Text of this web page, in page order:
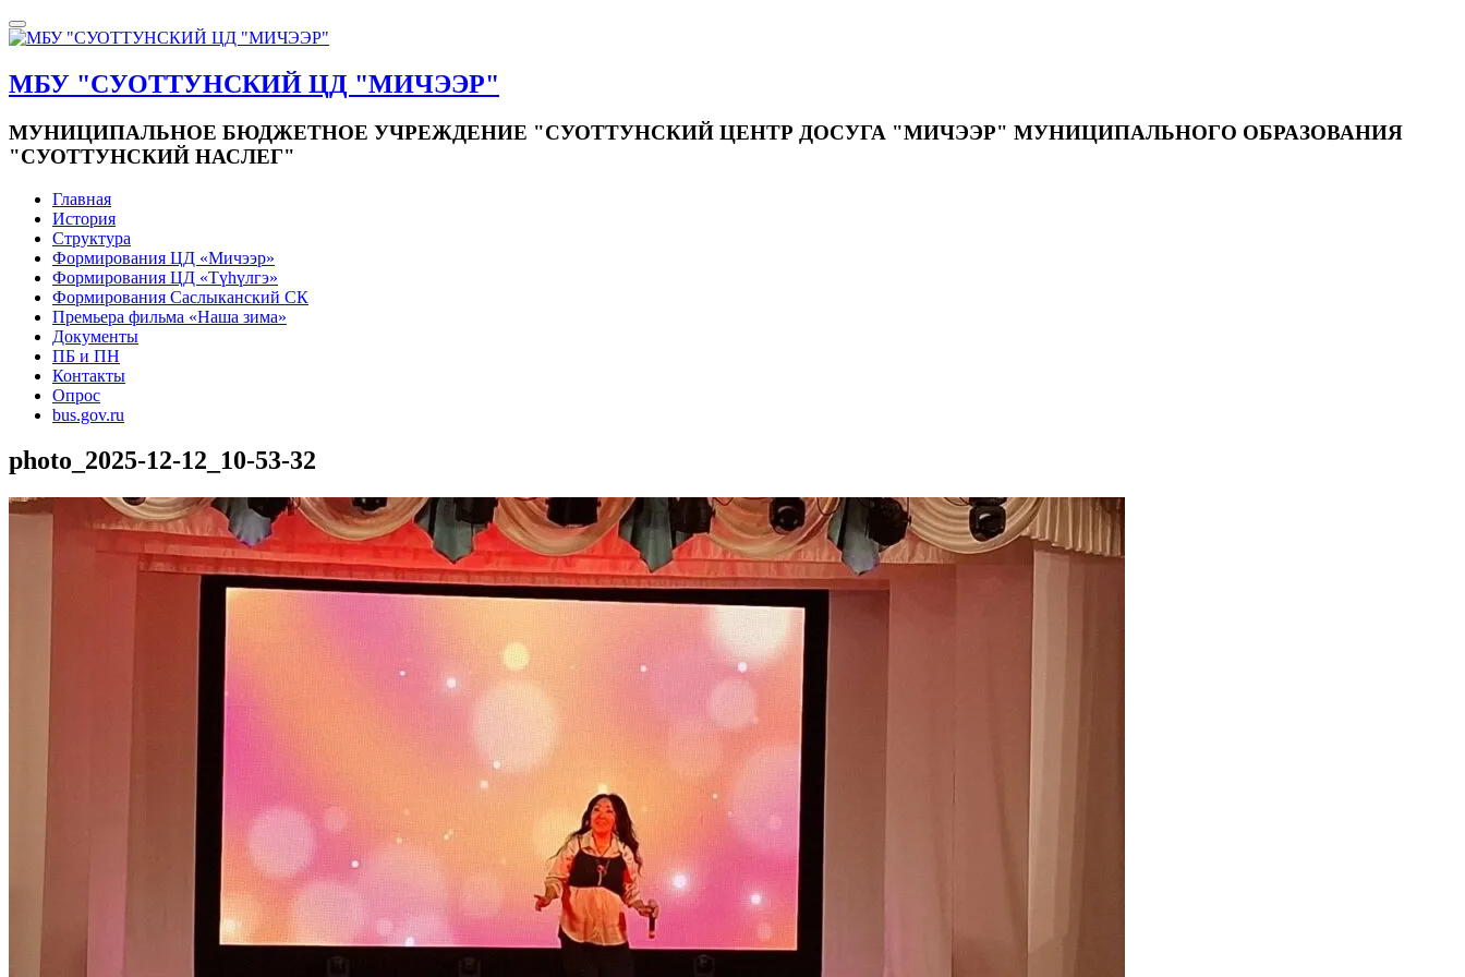
МБУ "СУОТТУНСКИЙ ЦД "МИЧЭЭР"
МУНИЦИПАЛЬНОЕ БЮДЖЕТНОЕ УЧРЕЖДЕНИЕ "СУОТТУНСКИЙ ЦЕНТР ДОСУГА "МИЧЭЭР" МУНИЦИПАЛЬНОГО ОБРАЗОВАНИЯ
"СУОТТУНСКИЙ НАСЛЕГ"
Главная
История
Структура
Формирования ЦД «Мичээр»
Формирования ЦД «Түһүлгэ»
Формирования Саслыканский СК
Премьера фильма «Наша зима»
Документы
ПБ и ПН
Контакты
Опрос
bus.gov.ru
photo_2025-12-12_10-53-32